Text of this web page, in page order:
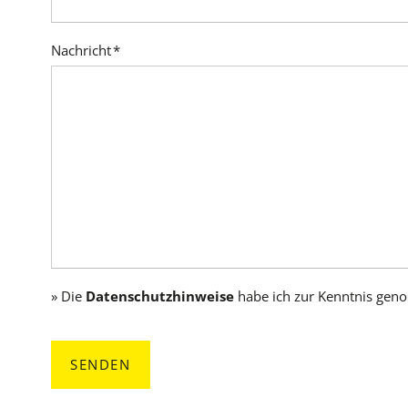
Pflichtfeld
Nachricht*
» Die Datenschutzhinweise habe ich zur Kenntnis
SENDEN